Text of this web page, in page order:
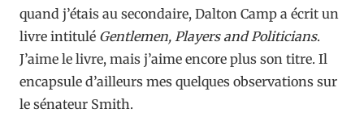
quand j’étais au secondaire, Dalton Camp a écrit un
livre intitulé Gentlemen, Players and Politicians.
J’aime le livre, mais j’aime encore plus son titre. Il
encapsule d’ailleurs mes quelques observations sur
le sénateur Smith.